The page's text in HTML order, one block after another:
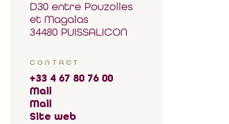
D30 entre Pouzolles
et Magalas
34480 PUISSALICON
CONTACT
+33 4 67 80 76 00
Mail
Mail
Site web